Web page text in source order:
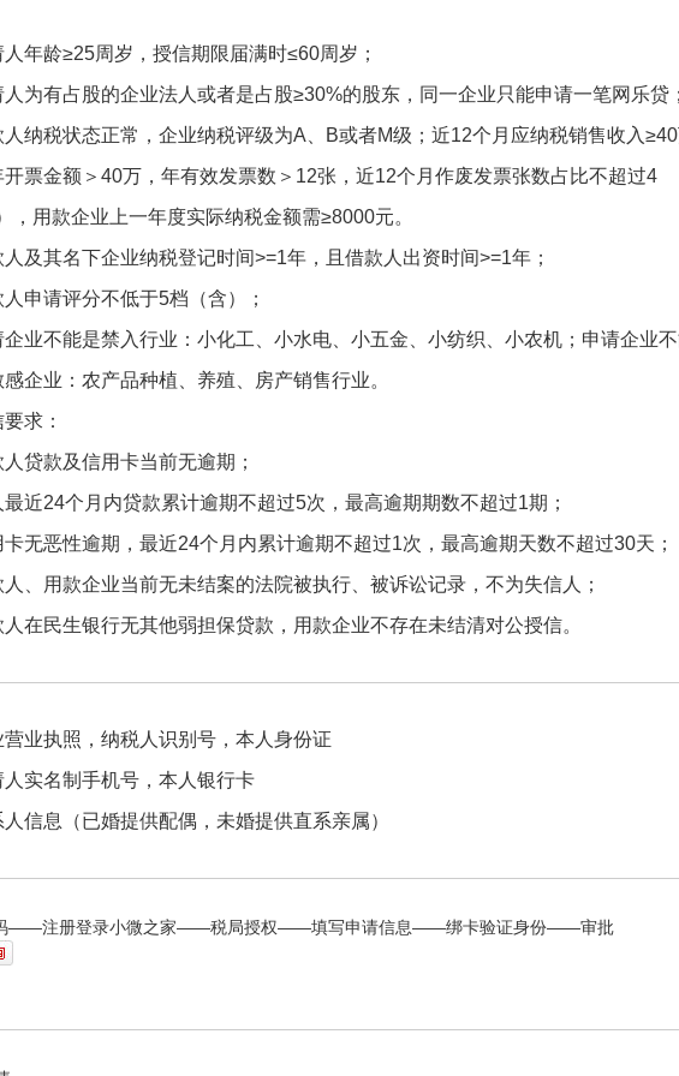
人年龄≥25周岁，授信期限届满时≤60周岁；
人为有占股的企业法人或者是占股≥30%的股东，同一企业只能申请一笔网乐贷；
人纳税状态正常，企业纳税评级为A、B或者M级；近12个月应纳税销售收入
开票金额＞40万，年有效发票数＞12张，近12个月作废发票张数占比不超过4
，用款企业上一年度实际纳税金额需≥8000元。
人及其名下企业纳税登记时间>=1年，且借款人出资时间>=1年；
申请评分不低于5档（含）；
企业不能是禁入行业：小化工、小水电、小五金、小纺织、小农机；申请企业
感企业：农产品种植、养殖、房产销售行业。
求：
贷款及信用卡当前无逾期；
最近24个月内贷款累计逾期不超过5次，最高逾期期数不超过1期；
卡无恶性逾期，最近24个月内累计逾期不超过1次，最高逾期天数不超过30天；
人、用款企业当前无未结案的法院被执行、被诉讼记录，不为失信人；
人在民生银行无其他弱担保贷款，用款企业不存在未结清对公授信。
营业执照，纳税人识别号，本人身份证
人实名制手机号，本人银行卡
人信息（已婚提供配偶，未婚提供直系亲属）
——注册登录小微之家——税局授权——填写申请信息——绑卡验证身份——审批